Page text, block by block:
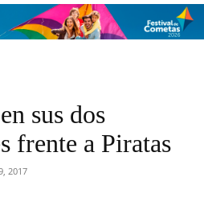
sus dos
frente a Piratas
2017